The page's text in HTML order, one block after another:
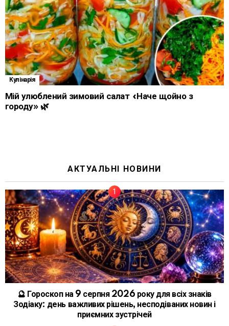
Кулінарія
Мій улюблений зимовий салат «Наче щойно з
городу» 🌿
АКТУАЛЬНІ НОВИНИ
🔮 Гороскоп на 9 серпня 2026 року для всіх знаків
Зодіаку: день важливих рішень, несподіваних новин і
приємних зустрічей